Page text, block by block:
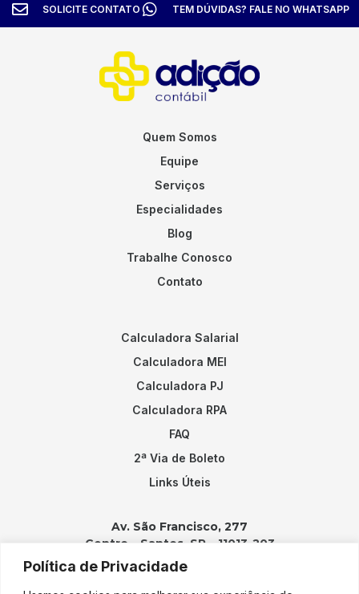
Política de Privacidade
SOLICITE CONTATO TEM DÚVIDAS? FALE NO WHATSAPP
Quem Somos
Equipe
Serviços
Especialidades
Blog
Trabalhe Conosco
Contato
Calculadora Salarial
Calculadora MEI
Calculadora PJ
Calculadora RPA
FAQ
2ª Via de Boleto
Links Úteis
Av. São Francisco, 277
Centro – Santos, SP – 11013-203
Contatos: